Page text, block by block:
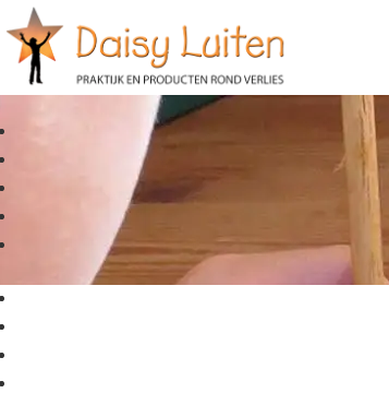
Webwinkel